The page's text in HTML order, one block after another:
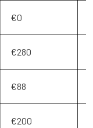
€0
€280
€88
€200